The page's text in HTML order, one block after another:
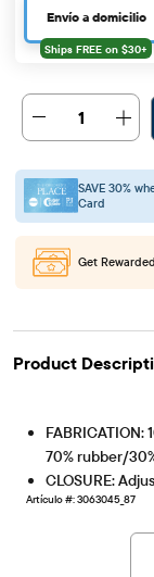
Envío a domicilio
1
SAVE 30%
Card
Get
Product
FABRICATION:
70% rubber/
CLOSURE:
Artículo #: 3063045_87